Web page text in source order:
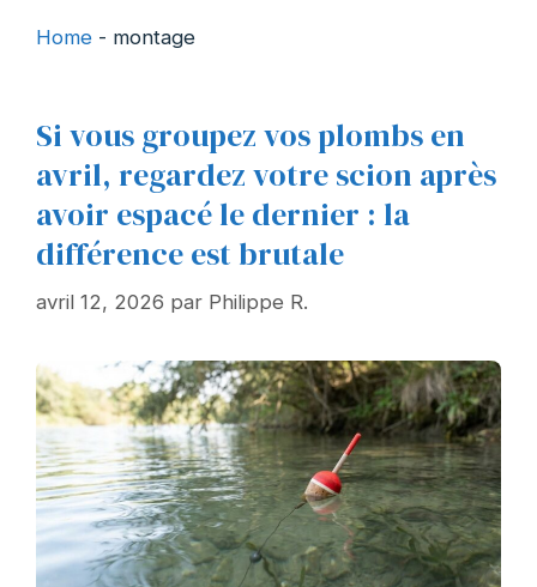
Home - montage
Si vous groupez vos plombs en
avril, regardez votre scion après
avoir espacé le dernier : la
différence est brutale
avril 12, 2026 par Philippe R.